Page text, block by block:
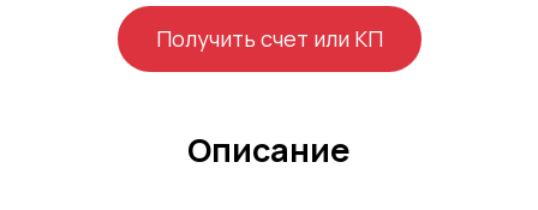
Получить счет или КП
Описание